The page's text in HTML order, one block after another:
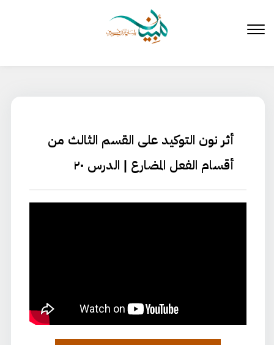
المحتوى
أثر نون التوكيد على القسم الثالث من
أقسام الفعل المضارع | الدرس ٢٠